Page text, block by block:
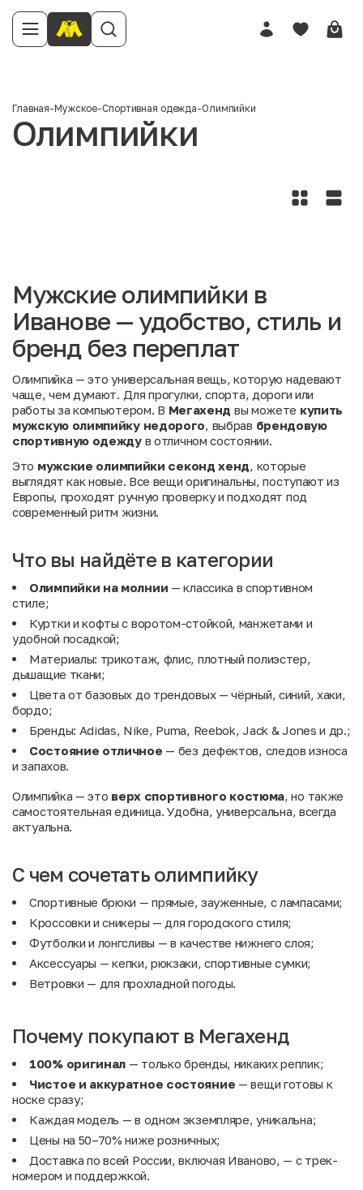
Главная-Мужское-Спортивная одежда-Олимпийки
Олимпийки
Мужские олимпийки в
Иванове — удобство, стиль и
бренд без переплат
Олимпийка — это универсальная вещь, которую надевают
чаще, чем думают. Для прогулки, спорта, дороги или
работы за компьютером. В Мегахенд вы можете купить
мужскую олимпийку недорого, выбрав брендовую
спортивную одеждув отличном состоянии.
Это мужские олимпийки секонд хенд, которые
выглядят как новые. Все вещи оригинальны, поступают из
Европы, проходят ручную проверку и подходят под
современный ритм жизни.
Что вы найдёте в категории
Олимпийки на молнии — классика в спортивном
стиле;
Куртки и кофты с воротом-стойкой, манжетами и
удобной посадкой;
Материалы: трикотаж, флис, плотный полиэстер,
дышащие ткани;
Цвета от базовых до трендовых — чёрный, синий, хаки,
бордо;
Бренды: Adidas, Nike, Puma, Reebok, Jack & Jones и др.;
Состояние отличное — без дефектов, следов износа
и запахов.
Олимпийка — это верх спортивного костюма, но также
самостоятельная единица. Удобна, универсальна, всегда
актуальна.
С чем сочетать олимпийку
Спортивные брюки — прямые, зауженные, с лампасами;
Кроссовки и сникеры — для городского стиля;
Футболки и лонгсливы — в качестве нижнего слоя;
Аксессуары — кепки, рюкзаки, спортивные сумки;
Ветровки — для прохладной погоды.
Почему покупают в Мегахенд
100% оригинал — только бренды, никаких реплик;
Чистое и аккуратное состояние — вещи готовы к
носке сразу;
Каждая модель — в одном экземпляре, уникальна;
Цены на 50–70% ниже розничных;
Доставка по всей России, включая Иваново, — с трек-
номером и поддержкой.